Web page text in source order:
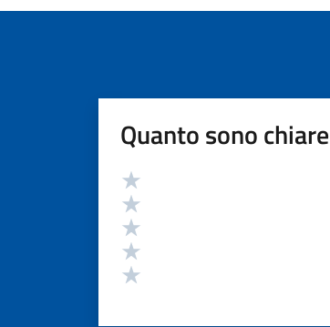
Quanto sono
Valutazione